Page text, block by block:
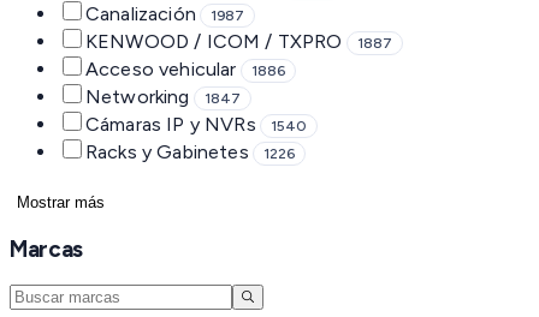
Canalización 1987
KENWOOD / ICOM / TXPRO 1887
Acceso vehicular 1886
Networking 1847
Cámaras IP y NVRs 1540
Racks y Gabinetes 1226
Mostrar más
Marcas